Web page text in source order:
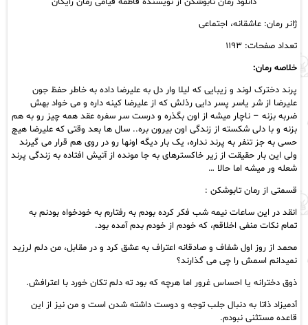
عدد
ژانر رمان: عاشقانه، اجتماعی
تعداد صفحات: ۱۱۹۳
خلاصه رمان:
پرند دخترک لوند و زیبایی که لیلا وار دل به علیرضا داده به خاطر حفظ جون
علیرضا از شر یاسر پسر دایی رذلش که از علیرضا کینه داره و می خواد بهش
ضربه بزنه – ناچار میشه از اون بگذره و درست سر سفره عقد همه چیز رو به هم
بزنه و با دلی شکسته از زندگی اون بیرون بره.. سال ها بعد وقتی که علیرضا هیچ
حسی به جز تنفر به پرند نداره، یک بار دیگه اونها رو در روی هم قرار می گیرند
ولی این بار حقیقت از زیر خاکسترهای به جا مونده از آتیش افتاده به زندگی پرند
شعله ور میشه اما حالا …
قسمتی از رمان تابوشکن :
انقد در این ساعات نیمه شب فکر کرده بودم به رفتارم به خودخواه بودنم به
تمام نکات منفی اخلاقم، که خودم از خودم بدم آمده بود.
محمد از روز اول شفاف و صادقانه اعتراف به عشق کرد و در مقابل، من دلم لرزید
نمیدانم اسمش را چی می گذارند؟
ذوق دخترانه یا احساس غرور اما هرچه که بود ته دلم تکان خورد با اعترافش.
آدمیزاد ذاتا به دنبال جلب توجه و دوست داشته شدن است و من نیز از این
قاعده مستثنی نبودم.